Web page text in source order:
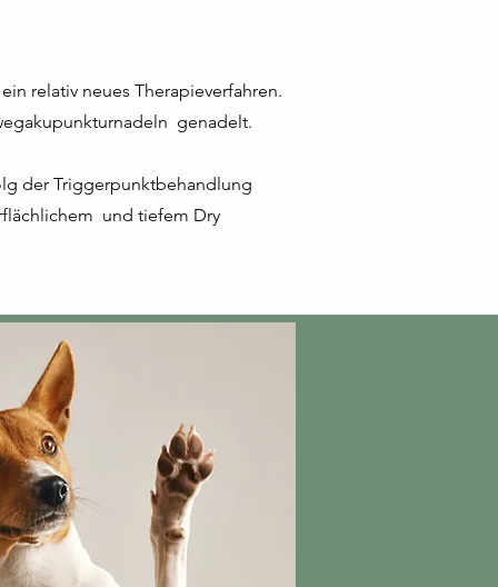
relativ neues Therapieverfahren.
genadelt.
der Triggerpunktbehandlung
und tiefem Dry